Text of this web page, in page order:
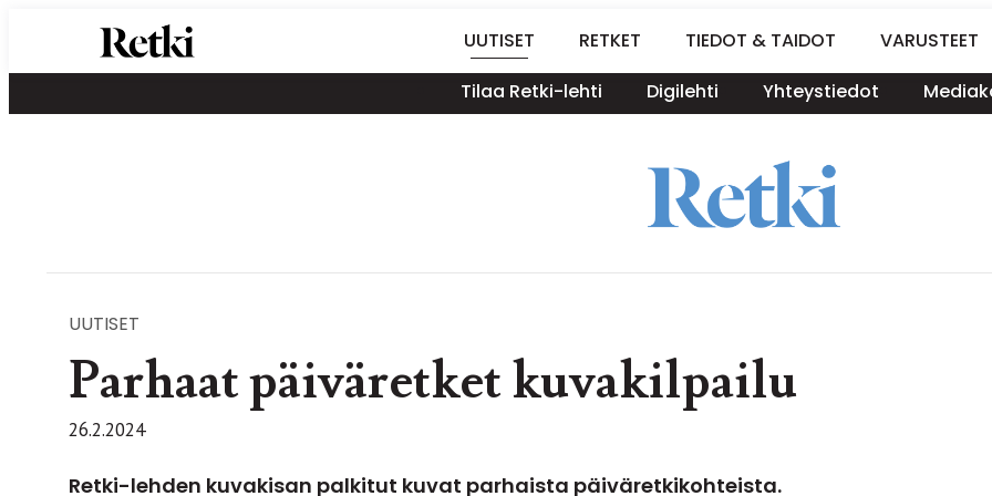
sisältöön
Retki-lehti
Retkeily,
vaellus,
UUTISET RETKET TIEDOT & TAIDOT VARUSTEET
Tilaa Retki-lehti
Digilehti Yhteystiedot
UUTISET
Parhaat päiväretket kuvakilpailu
26.2.2024
Retki-lehden kuvakisan palkitut kuvat parhaista päiväretkikohteista.